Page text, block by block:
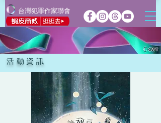
台灣犯罪作家聯會
活動資訊